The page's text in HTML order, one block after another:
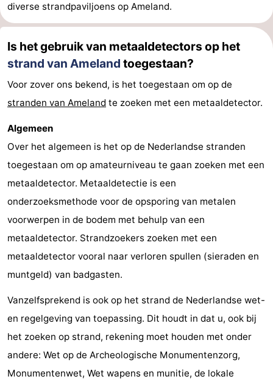
diverse strandpaviljoens op Ameland.
Is het gebruik van metaaldetectors op het
strand van Ameland toegestaan?
Voor zover ons bekend, is het toegestaan om op de
stranden van Ameland te zoeken met een metaaldetector.
Algemeen
Over het algemeen is het op de Nederlandse stranden
toegestaan om op amateurniveau te gaan zoeken met een
metaaldetector. Metaaldetectie is een
onderzoeksmethode voor de opsporing van metalen
voorwerpen in de bodem met behulp van een
metaaldetector. Strandzoekers zoeken met een
metaaldetector vooral naar verloren spullen (sieraden en
muntgeld) van badgasten.
Vanzelfsprekend is ook op het strand de Nederlandse wet-
en regelgeving van toepassing. Dit houdt in dat u, ook bij
het zoeken op strand, rekening moet houden met onder
andere: Wet op de Archeologische Monumentenzorg,
Monumentenwet, Wet wapens en munitie, de lokale